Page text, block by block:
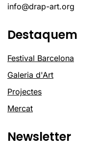
info@drap-art.org
Destaquem
Festival Barcelona
Galeria d'Art
Projectes
Mercat
Newsletter